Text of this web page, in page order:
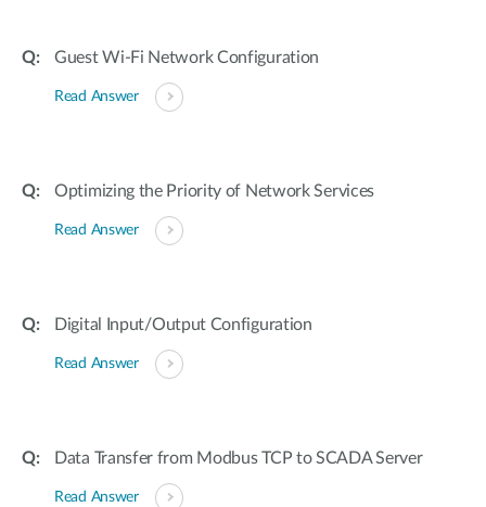
Guest Wi-Fi Network Configuration
Read Answer
Optimizing the Priority of Network Services
Read Answer
Digital Input/Output Configuration
Read Answer
Data Transfer from Modbus TCP to SCADA Server
Read Answer